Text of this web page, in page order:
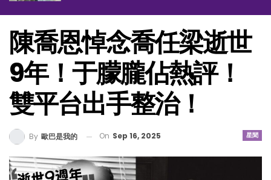
陳喬恩悼念喬任梁逝世
9年！于朦朧佔熱評！
雙平台出手整治！
星聞
By 歐巴是我的 On Sep 16, 2025